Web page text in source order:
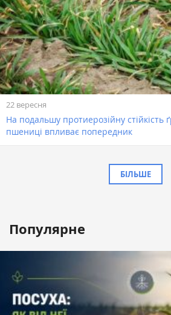
22 вересня
На подальшу протиерозійну стійкість
пшениці впливає попередник
БІЛЬШЕ
Популярне